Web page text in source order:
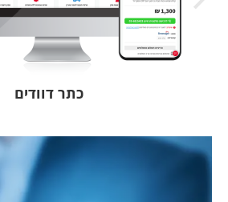
כתר דוודים